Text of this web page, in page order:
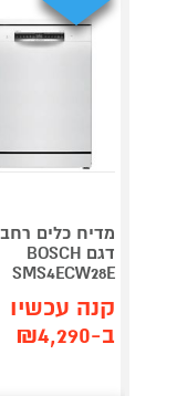
דגם BOSCH
SMS4ECW28E
קנה עכשיו
ב-₪4,290